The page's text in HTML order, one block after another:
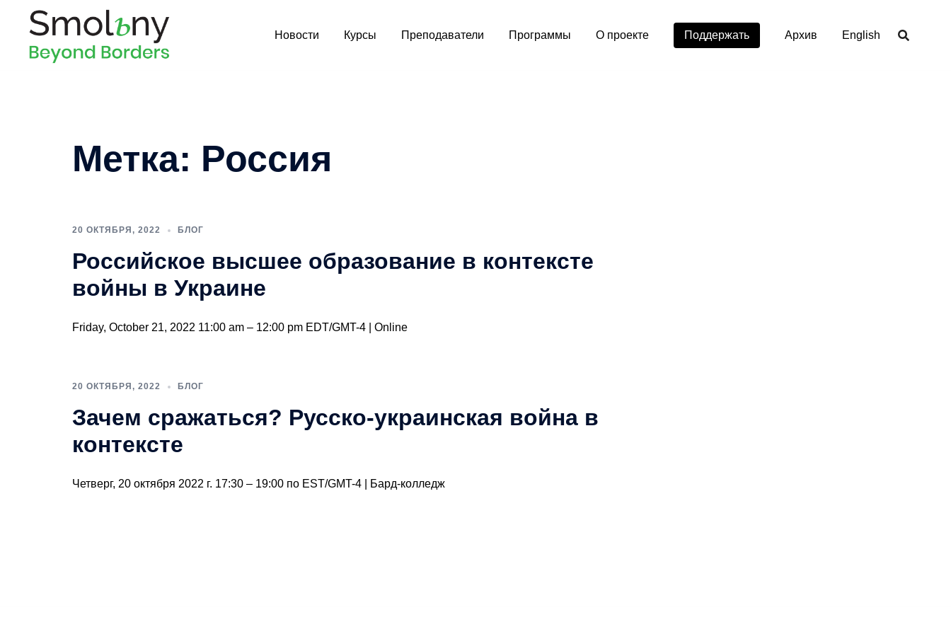
Новости Курсы Преподаватели Программы О проекте Поддержать Aрхив English
Метка: Россия
20 ОКТЯБРЯ, 2022 БЛОГ
Российское высшее образование в контексте
войны в Украине
Friday, October 21, 2022 11:00 am – 12:00 pm EDT/GMT-4 | Online
20 ОКТЯБРЯ, 2022 БЛОГ
Зачем сражаться? Русско-украинская война в
контексте
Четверг, 20 октября 2022 г. 17:30 – 19:00 по EST/GMT-4 | Бард-колледж